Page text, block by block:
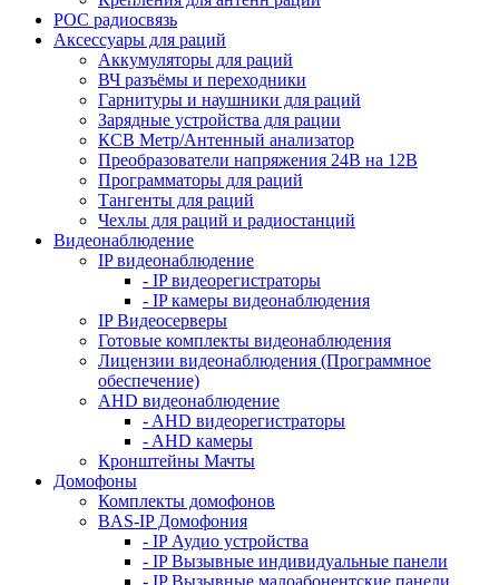
POC радиосвязь
Аксессуары для раций
Аккумуляторы для раций
ВЧ разъёмы и переходники
Гарнитуры и наушники для раций
Зарядные устройства для рации
КСВ Метр/Антенный анализатор
Преобразователи напряжения 24В на 12В
Программаторы для раций
Тангенты для раций
Чехлы для раций и радиостанций
Видеонаблюдение
IP видеонаблюдение
- IP видеорегистраторы
- IP камеры видеонаблюдения
IP Видеосерверы
Готовые комплекты видеонаблюдения
Лицензии видеонаблюдения (Программное
обеспечение)
AHD видеонаблюдение
- AHD видеорегистраторы
- AHD камеры
Кронштейны Мачты
Домофоны
Комплекты домофонов
BAS-IP Домофония
- IP Аудио устройства
- IP Вызывные индивидуальные панели
- IP Вызывные малоабонентские панели